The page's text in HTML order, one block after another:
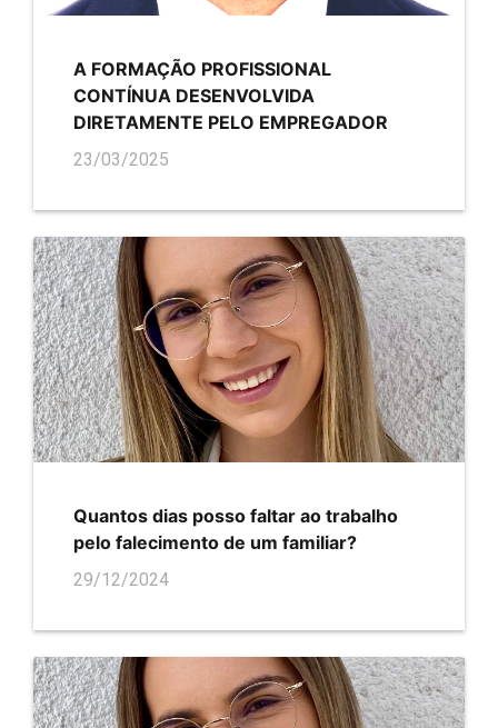
A FORMAÇÃO PROFISSIONAL
CONTÍNUA DESENVOLVIDA
DIRETAMENTE PELO EMPREGADOR
23/03/2025
Quantos dias posso faltar ao trabalho
pelo falecimento de um familiar?
29/12/2024